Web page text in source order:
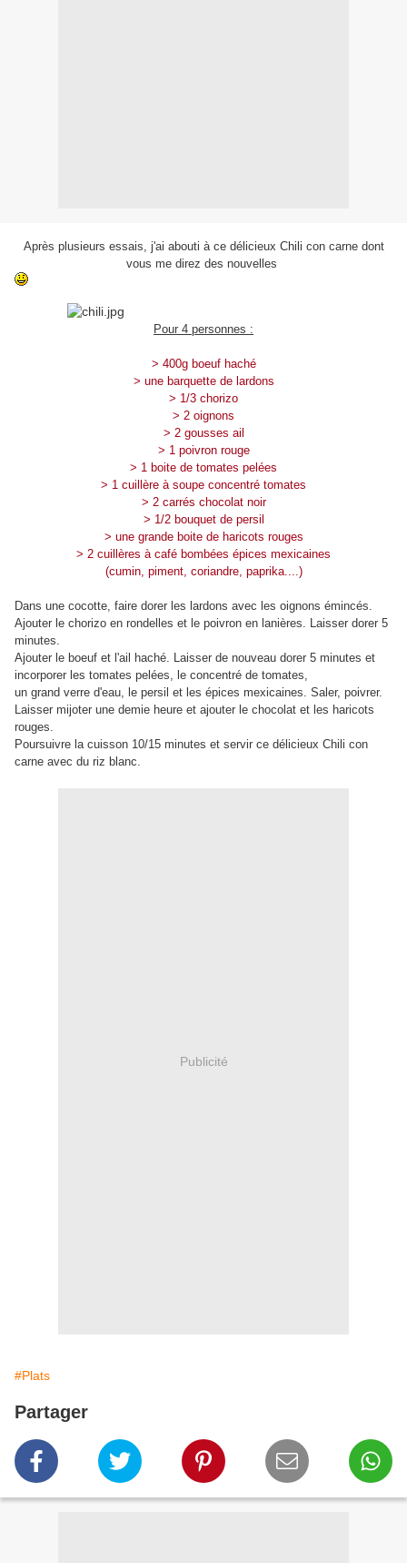
Après plusieurs essais, j'ai abouti à ce délicieux Chili con carne dont
vous me direz des nouvelles
Pour 4 personnes :
> 400g boeuf haché
> une barquette de lardons
> 1/3 chorizo
> 2 oignons
> 2 gousses ail
> 1 poivron rouge
> 1 boite de tomates pelées
> 1 cuillère à soupe concentré tomates
> 2 carrés chocolat noir
> 1/2 bouquet de persil
> une grande boite de haricots rouges
> 2 cuillères à café bombées épices mexicaines
(cumin, piment, coriandre, paprika....)
Dans une cocotte, faire dorer les lardons avec les oignons émincés.
Ajouter le chorizo en rondelles et le poivron en lanières. Laisser dorer 5
minutes.
Ajouter le boeuf et l'ail haché. Laisser de nouveau dorer 5 minutes et
incorporer les tomates pelées, le concentré de tomates,
un grand verre d'eau, le persil et les épices mexicaines. Saler, poivrer.
Laisser mijoter une demie heure et ajouter le chocolat et les haricots
rouges.
Poursuivre la cuisson 10/15 minutes et servir ce délicieux Chili con
carne avec du riz blanc.
Publicité
#Plats
Partager